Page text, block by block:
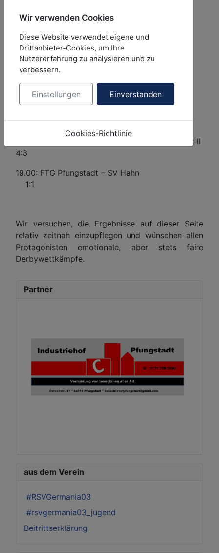
Freitag, 04.07.
18.30: SV Hahn II – Germania Pfungstadt II
4:2
20.00: SV Hahn – Germania Pfungstadt
8:0
Samstag, 05.07.
17.30: FTG Pfungstadt II – Germania Pfungstadt II
4:3
19.00: FTG Pfungstadt – SV Hahn
1:1
Wir versuchen, die Ergebnisse auf dieser Seite
relativ zeitnah einzupflegen und wünschen allen
Protagonisten emotionale, aber stets faire
Derbywettkämpfe.
Partner
aus dem Verein
#RSVGermania03
#rsvgermania03_jugend
Beitrittserklärung
Wir verwenden Cookies
Diese Website verwendet eigene und
Drittanbieter-Cookies, um Ihre
Nutzererfahrung zu analysieren und zu
verbessern.
Einstellungen Einverstanden
Cookies-Richtlinie